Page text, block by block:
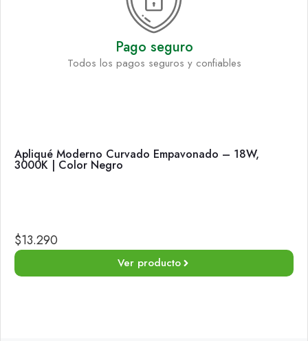
Pago seguro
Todos los pagos seguros y confiables
Apliqué Moderno Curvado Empavonado – 18W,
3000K | Color Negro
$13.290
Ver producto